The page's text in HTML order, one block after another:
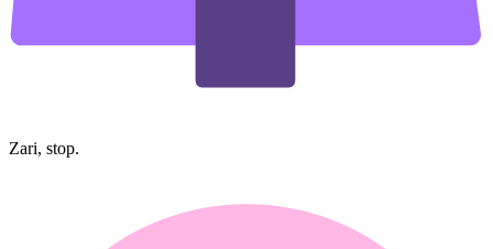
Zari, stop.